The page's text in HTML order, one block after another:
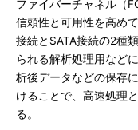
ファイバーチャネル（
信頼性と可用性を高め
接続とSATA接続の2種
られる解析処理用など
析後データなどの保存
けることで、高速処理
る。